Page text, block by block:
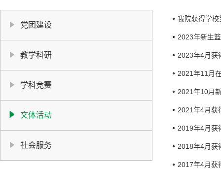
党团建设
教学科研
学科竞赛
文体活动
社会服务
我院获得学
2023年新生
2023年4月获
2021年11月
2021年10月
2021年4月获
2019年4月获
2018年4月获
2017年4月获